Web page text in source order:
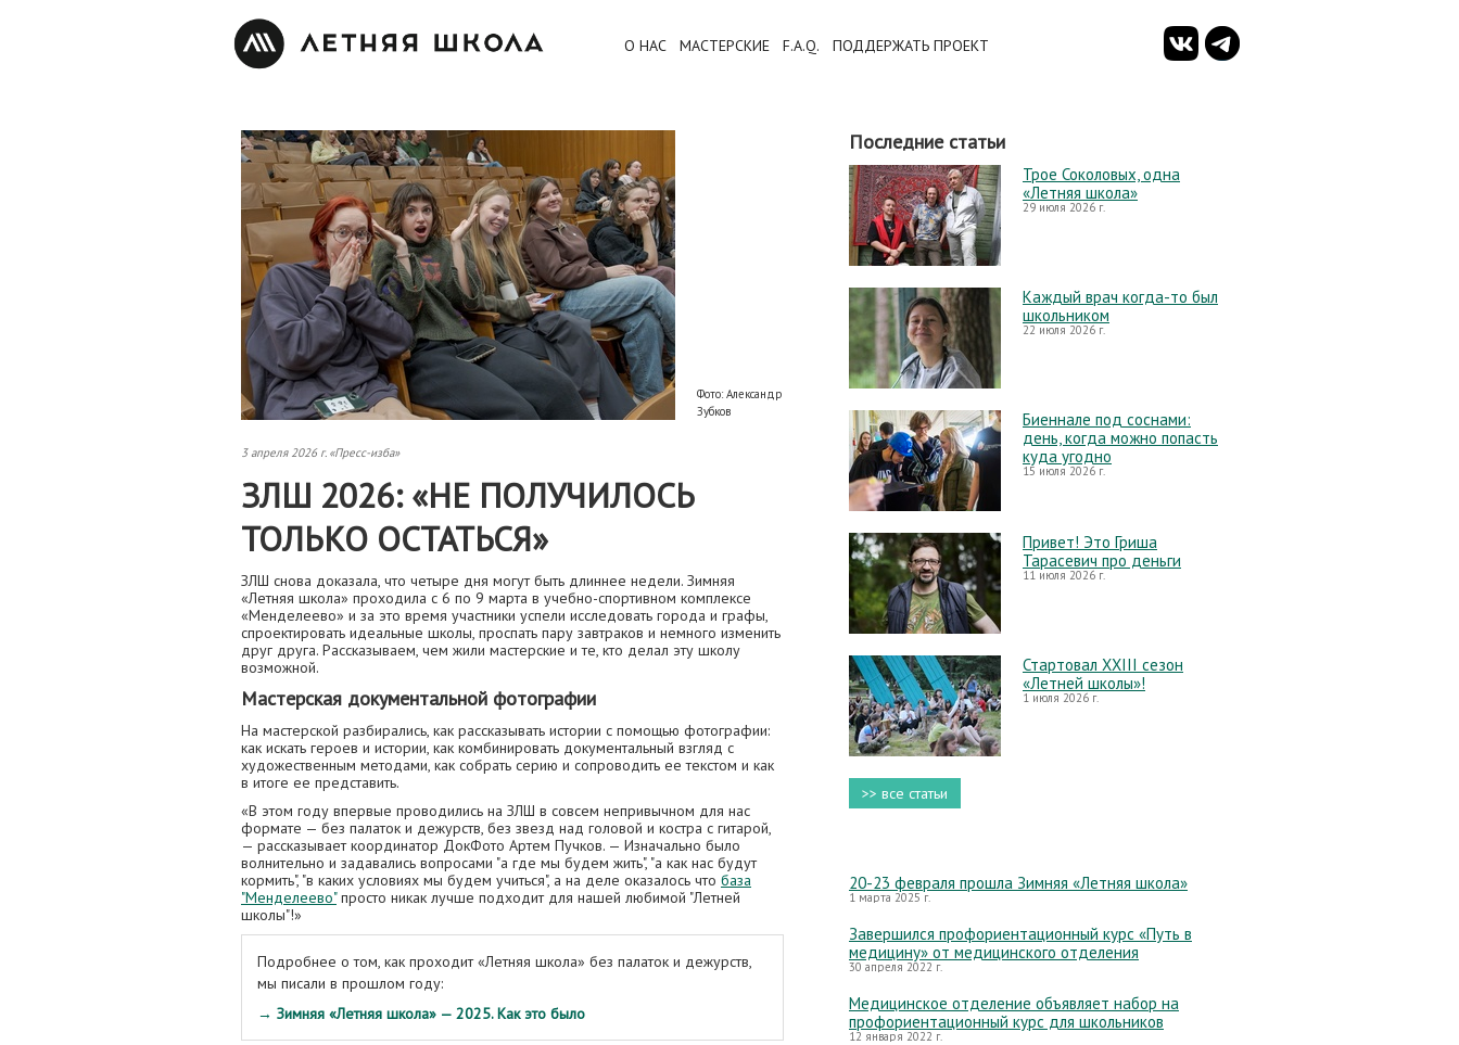
О НАС МАСТЕРСКИЕ F.A.Q. ПОДДЕРЖАТЬ ПРОЕКТ
Фото: Александр
Зубков
3 апреля 2026 г. «Пресс-изба»
ЗЛШ 2026: «НЕ ПОЛУЧИЛОСЬ
ТОЛЬКО ОСТАТЬСЯ»
ЗЛШ снова доказала, что четыре дня могут быть длиннее недели. Зимняя
«Летняя школа» проходила с 6 по 9 марта в учебно-спортивном комплексе
«Менделеево» и за это время участники успели исследовать города и графы,
спроектировать идеальные школы, проспать пару завтраков и немного изменить
друг друга. Рассказываем, чем жили мастерские и те, кто делал эту школу
возможной.
Мастерская документальной фотографии
На мастерской разбирались, как рассказывать истории с помощью фотографии:
как искать героев и истории, как комбинировать документальный взгляд с
художественным методами, как собрать серию и сопроводить ее текстом и как
в итоге ее представить.
«В этом году впервые проводились на ЗЛШ в совсем непривычном для нас
формате — без палаток и дежурств, без звезд над головой и костра с гитарой,
— рассказывает координатор ДокФото Артем Пучков. — Изначально было
волнительно и задавались вопросами "а где мы будем жить", "а как нас будут
кормить", "в каких условиях мы будем учиться", а на деле оказалось что база
"Менделеево"просто никак лучше подходит для нашей любимой "Летней
школы"!»
Подробнее о том, как проходит «Летняя школа» без палаток и дежурств,
мы писали в прошлом году:
→ Зимняя «Летняя школа» — 2025. Как это было
Последние статьи
Трое Соколовых, одна
«Летняя школа»
29 июля 2026 г.
Каждый врач когда-то был
школьником
22 июля 2026 г.
Биеннале под соснами:
день, когда можно попасть
куда угодно
15 июля 2026 г.
Привет! Это Гриша
Тарасевич про деньги
11 июля 2026 г.
Стартовал XXIII сезон
«Летней школы»!
1 июля 2026 г.
>> все статьи
20-23 февраля прошла Зимняя «Летняя школа»
1 марта 2025 г.
Завершился профориентационный курс «Путь в
медицину» от медицинского отделения
30 апреля 2022 г.
Медицинское отделение объявляет набор на
профориентационный курс для школьников
12 января 2022 г.